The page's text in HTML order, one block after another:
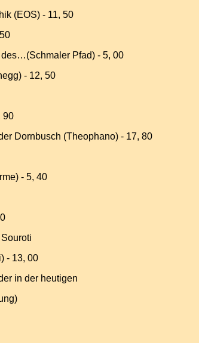
(EOS) - 11, 50
Pfad) - 5, 00
- 12, 50
90
Dornbusch (Theophano) - 17, 80
- 5, 40
- 13, 00
in der heutigen